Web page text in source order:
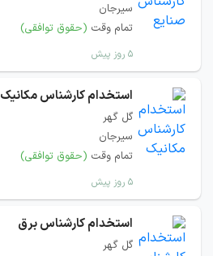
سیرجان
تمام وقت (حقوق توافقی)
۵ روز پیش
استخدام کارشناس مکانیک
گل گهر
سیرجان
تمام وقت (حقوق توافقی)
۵ روز پیش
استخدام کارشناس برق
گل گهر